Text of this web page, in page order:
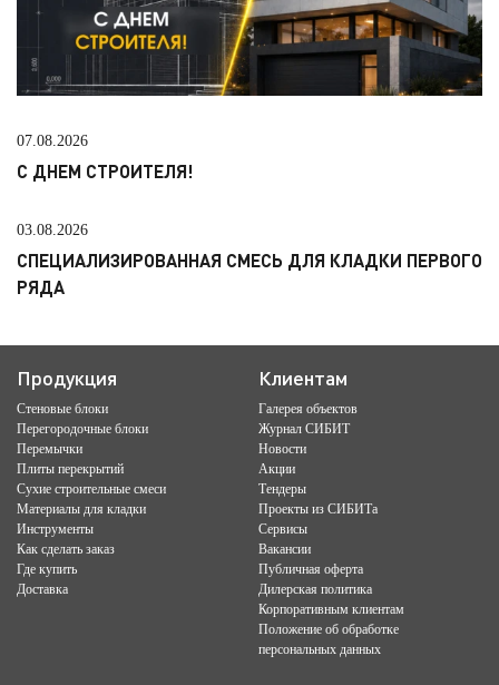
07.08.2026
С ДНЕМ СТРОИТЕЛЯ!
03.08.2026
СПЕЦИАЛИЗИРОВАННАЯ СМЕСЬ ДЛЯ КЛАДКИ ПЕРВОГО
РЯДА
Продукция
Стеновые блоки
Перегородочные блоки
Перемычки
Плиты перекрытий
Сухие строительные смеси
Материалы для кладки
Инструменты
Как сделать заказ
Где купить
Доставка
Клиентам
Галерея объектов
Журнал СИБИТ
Новости
Акции
Тендеры
Проекты из СИБИТа
Сервисы
Вакансии
Публичная оферта
Дилерская политика
Корпоративным клиентам
Положение об обработке
персональных данных